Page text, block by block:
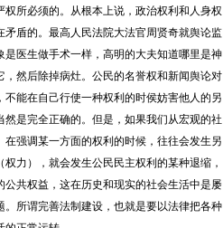
所必须的。从根本上说，政治权利和人身权
盾的。最高人民法院大法官周贤奇就舆论监
医生做手术一样，高明的大夫知道哪里是神
然后除掉病灶。公民的名誉权和新闻舆论对
能在自己行使一种权利的时侯妨害他人的另
是完全正确的。但是，如果我们从宏观的社
强调某一方面的权利的时候，往往会发生另
力），就会发生公民民主权利的某种退缩，
共权益，这在历史和现实的社会生活中是屡
所谓完善法制建设，也就是要以法律把各种